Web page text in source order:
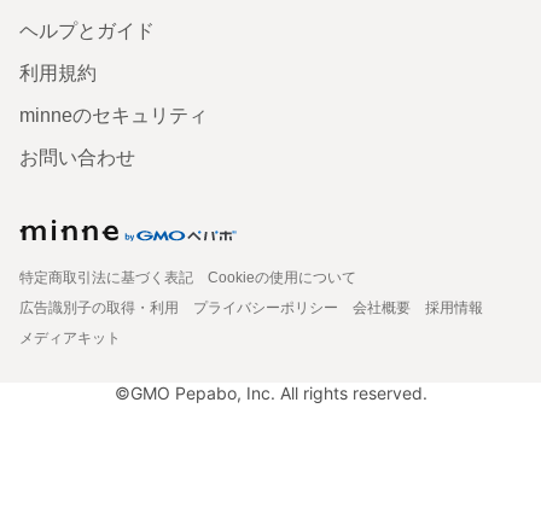
ヘルプとガイド
利用規約
minneのセキュリティ
お問い合わせ
特定商取引法に基づく表記
Cookieの使用について
広告識別子の取得・利用
プライバシーポリシー 会社概要
採用情報
メディアキット
©GMO Pepabo, Inc. All rights reserved.